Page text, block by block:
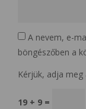
A nevem, e-
böngészőben a
Kérjük, adja
19 + 9 =